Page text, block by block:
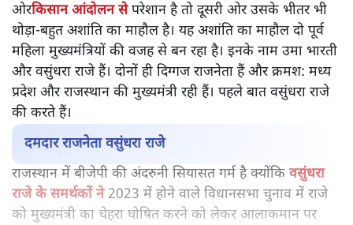
ओरकिसान आंदोलन सेपरेशान है तो दूसरी ओर उसके भीतर भी
थोड़ा-बहुत अशांति का माहौल है। यह अशांति का माहौल दो पूर्व
महिला मुख्यमंत्रियों की वजह से बन रहा है। इनके नाम उमा भारती
और वसुंधरा राजे हैं। दोनों ही दिग्गज राजनेता हैं और क्रमश: मध्य
प्रदेश और राजस्थान की मुख्यमंत्री रही हैं। पहले बात वसुंधरा राजे
की करते हैं।
दमदार राजनेता वसुंधरा राजे
राजस्थान में बीजेपी की अंदरुनी सियासत गर्म है क्योंकि वसुंधरा
राजे के समर्थकों ने2023 में होने वाले विधानसभा चुनाव में राजे
को मुख्यमंत्री का चेहरा घोषित करने को लेकर आलाकमान पर